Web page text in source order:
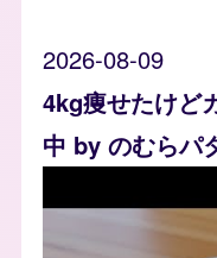
2026-08-09
4kg痩せたけど
中 by のむらパ